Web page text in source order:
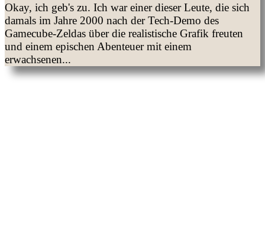
Okay, ich geb's zu. Ich war einer dieser Leute, die sich
damals im Jahre 2000 nach der Tech-Demo des
Gamecube-Zeldas über die realistische Grafik freuten
und einem epischen Abenteuer mit einem
erwachsenen...